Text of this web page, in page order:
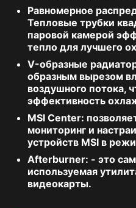
Равномерное
Тепловые трубки
паровой камерой
тепло для лучшего
V-образные
образным вырезом
воздушного потока,
эффективность
MSI Center:
мониторинг и
устройств MSI в
Afterburner: - это
используемая
видеокарты.